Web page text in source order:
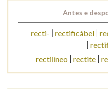
Antes e
recti- rectificábel
rectilíneo
rectite